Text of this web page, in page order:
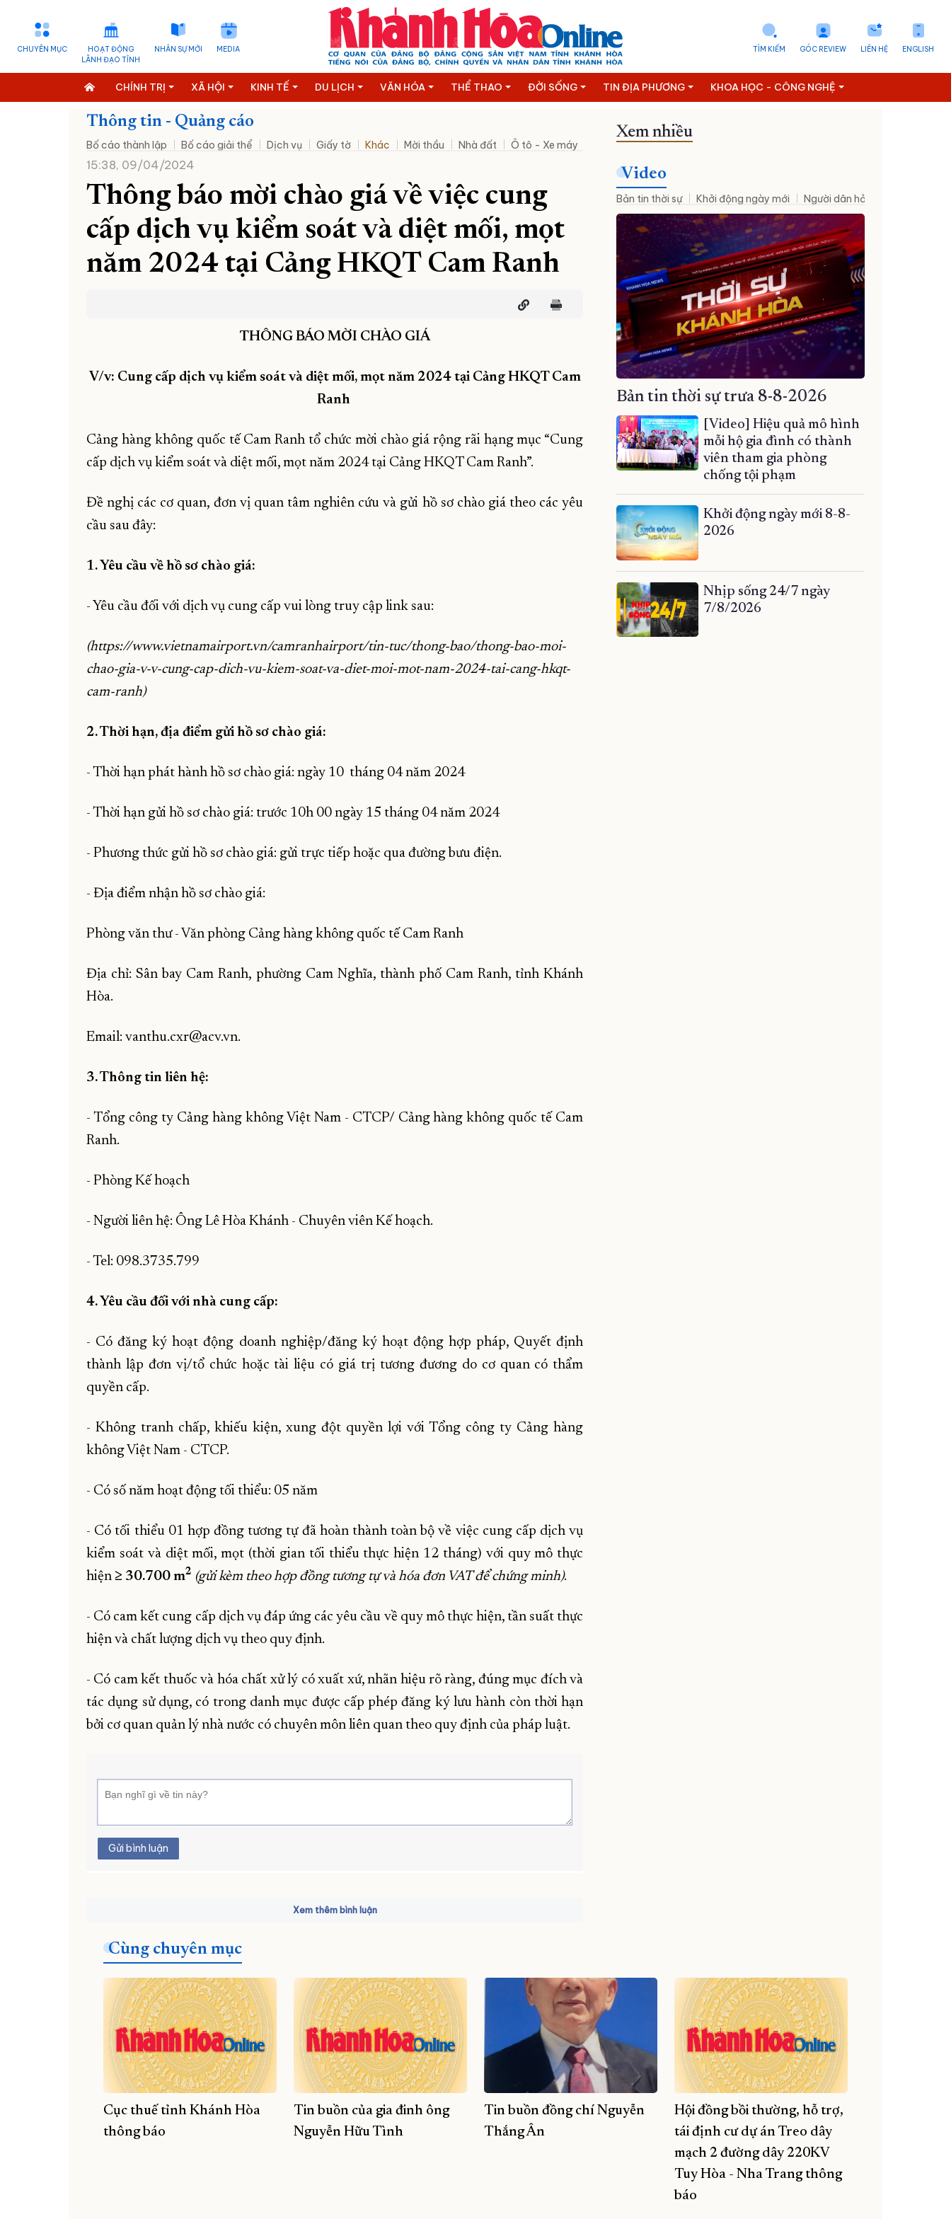
CHUYÊN MỤC
HOẠT ĐỘNG
LÃNH ĐẠO TỈNH
NHÂN SỰ MỚI MEDIA ENGLISH
LIÊN HỆ
GÓC REVIEW
TÌM KIẾM
CHÍNH TRỊ XÃ HỘI KINH TẾ DU LỊCH VĂN HÓA THỂ THAO ĐỜI SỐNG TIN ĐỊA PHƯƠNG KHOA HỌC - CÔNG NGHỆ
Thông tin - Quảng cáo
Bố cáo thành lập Bố cáo giải thể Dịch vụ Giấy tờ Khác Mời thầu Nhà đất Ô tô - Xe máy Thanh lý Tuyển dụng
15:38, 09/04/2024
Thông báo mời chào giá về việc cung
cấp dịch vụ kiểm soát và diệt mối, mọt
năm 2024 tại Cảng HKQT Cam Ranh
THÔNG BÁO MỜI CHÀO GIÁ
V/v: Cung cấp dịch vụ kiểm soát và diệt mối, mọt năm 2024 tại Cảng HKQT Cam
Ranh
Cảng hàng không quốc tế Cam Ranh tổ chức mời chào giá rộng rãi hạng mục “Cung
cấp dịch vụ kiểm soát và diệt mối, mọt năm 2024 tại Cảng HKQT Cam Ranh”.
Đề nghị các cơ quan, đơn vị quan tâm nghiên cứu và gửi hồ sơ chào giá theo các yêu
cầu sau đây:
1. Yêu cầu về hồ sơ chào giá:
- Yêu cầu đối với dịch vụ cung cấp vui lòng truy cập link sau:
(https://www.vietnamairport.vn/camranhairport/tin-tuc/thong-bao/thong-bao-moi-
chao-gia-v-v-cung-cap-dich-vu-kiem-soat-va-diet-moi-mot-nam-2024-tai-cang-hkqt-
cam-ranh)
2. Thời hạn, địa điểm gửi hồ sơ chào giá:
- Thời hạn phát hành hồ sơ chào giá: ngày 10 tháng 04 năm 2024
- Thời hạn gửi hồ sơ chào giá: trước 10h 00 ngày 15 tháng 04 năm 2024
- Phương thức gửi hồ sơ chào giá: gửi trực tiếp hoặc qua đường bưu điện.
- Địa điểm nhận hồ sơ chào giá:
Phòng văn thư - Văn phòng Cảng hàng không quốc tế Cam Ranh
Địa chỉ: Sân bay Cam Ranh, phường Cam Nghĩa, thành phố Cam Ranh, tỉnh Khánh
Hòa.
Email: vanthu.cxr@acv.vn.
3. Thông tin liên hệ:
- Tổng công ty Cảng hàng không Việt Nam - CTCP/ Cảng hàng không quốc tế Cam
Ranh.
- Phòng Kế hoạch
- Người liên hệ: Ông Lê Hòa Khánh - Chuyên viên Kế hoạch.
- Tel: 098.3735.799
4. Yêu cầu đối với nhà cung cấp:
- Có đăng ký hoạt động doanh nghiệp/đăng ký hoạt động hợp pháp, Quyết định
thành lập đơn vị/tổ chức hoặc tài liệu có giá trị tương đương do cơ quan có thẩm
quyền cấp.
- Không tranh chấp, khiếu kiện, xung đột quyền lợi với Tổng công ty Cảng hàng
không Việt Nam - CTCP.
- Có số năm hoạt động tối thiểu: 05 năm
- Có tối thiểu 01 hợp đồng tương tự đã hoàn thành toàn bộ về việc cung cấp dịch vụ
kiểm soát và diệt mối, mọt (thời gian tối thiểu thực hiện 12 tháng) với quy mô thực
hiện ≥ 30.700 m2 (gửi kèm theo hợp đồng tương tự và hóa đơn VAT để chứng minh).
- Có cam kết cung cấp dịch vụ đáp ứng các yêu cầu về quy mô thực hiện, tần suất thực
hiện và chất lượng dịch vụ theo quy định.
- Có cam kết thuốc và hóa chất xử lý có xuất xứ, nhãn hiệu rõ ràng, đúng mục đích và
tác dụng sử dụng, có trong danh mục được cấp phép đăng ký lưu hành còn thời hạn
bởi cơ quan quản lý nhà nước có chuyên môn liên quan theo quy định của pháp luật.
Gửi bình luận
Xem thêm bình luận
Xem nhiều
Video
Bản tin thời sự Khởi động ngày mới Người dân hỏi – Cơ quan nhà
Bản tin thời sự trưa 8-8-2026
[Video] Hiệu quả mô hình
mỗi hộ gia đình có thành
viên tham gia phòng
chống tội phạm
Khởi động ngày mới 8-8-
2026
Nhịp sống 24/7 ngày
7/8/2026
Cùng chuyên mục
Cục thuế tỉnh Khánh Hòa
thông báo
Tin buồn của gia đinh ông
Nguyễn Hữu Tình
Tin buồn đồng chí Nguyễn
Thắng Ân
Hội đồng bồi thường, hỗ trợ,
tái định cư dự án Treo dây
mạch 2 đường dây 220KV
Tuy Hòa - Nha Trang thông
báo